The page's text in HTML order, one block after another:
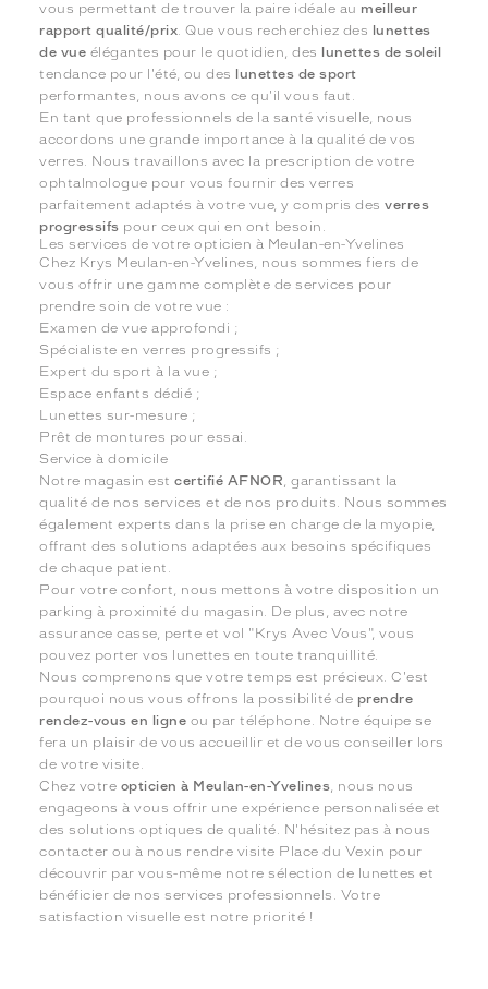
vous permettant de trouver la paire idéale au meilleur
rapport qualité/prix. Que vous recherchiez des lunettes
de vue élégantes pour le quotidien, des
lunettes de soleil
tendance pour l'été, ou des
lunettes de sport
performantes, nous avons ce qu'il vous faut.
En tant que professionnels de la santé visuelle, nous
accordons une grande importance à la qualité de vos
verres. Nous travaillons avec la prescription de votre
ophtalmologue pour vous fournir des verres
parfaitement adaptés à votre vue, y compris desverres
progressifs pour ceux qui en ont besoin.
Les services de votre opticien à Meulan-en-Yvelines
Chez Krys Meulan-en-Yvelines, nous sommes fiers de
vous offrir une gamme complète de services pour
prendre soin de votre vue :
Examen de vue approfondi ;
Spécialiste en verres progressifs ;
Expert du sport à la vue ;
Espace enfants dédié ;
Lunettes sur-mesure ;
Prêt de montures pour essai.
Service à domicile
Notre magasin estcertifié AFNOR, garantissant la
qualité de nos services et de nos produits. Nous sommes
également experts dans la prise en charge de la myopie,
offrant des solutions adaptées aux besoins spécifiques
de chaque patient.
Pour votre confort, nous mettons à votre disposition un
parking à proximité du magasin. De plus, avec notre
assurance casse, perte et vol "Krys Avec Vous", vous
pouvez porter vos lunettes en toute tranquillité.
Nous comprenons que votre temps est précieux. C'est
pourquoi nous vous offrons la possibilité de prendre
rendez-vous en ligne ou par téléphone. Notre équipe se
fera un plaisir de vous accueillir et de vous conseiller lors
de votre visite.
Chez votre opticien à Meulan-en-Yvelines, nous nous
engageons à vous offrir une expérience personnalisée et
des solutions optiques de qualité. N'hésitez pas à nous
contacter ou à nous rendre visite Place du Vexin pour
découvrir par vous-même notre sélection de lunettes et
bénéficier de nos services professionnels. Votre
satisfaction visuelle est notre priorité !